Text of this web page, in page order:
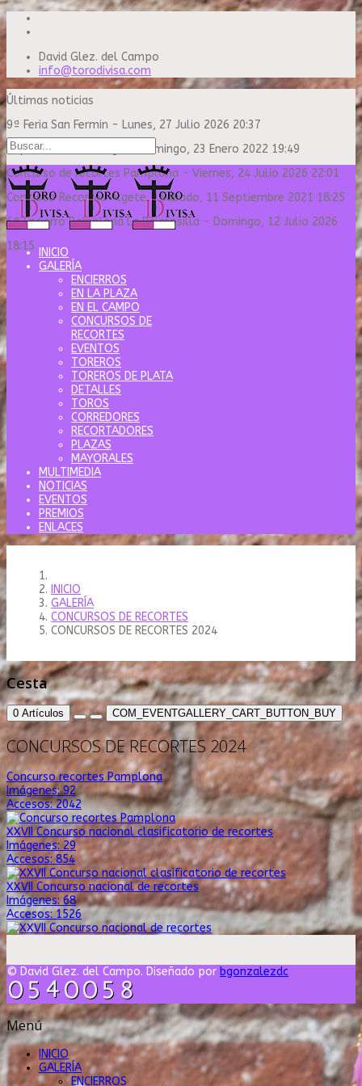
David Glez. del Campo
info@torodivisa.com
Últimas noticias
9ª Feria San Fermin - Lunes, 27 Julio 2026 20:37
Capea Sanse Domingo
Domingo, 23 Enero 2022 19:49
Concurso de recortes Pamplona - Viernes, 24 Julio 2026 22:01
Concurso Recortes Algete-Sábado, 11 Septiembre 2021 18:25
6º Encierro Pamplona La Palmosilla - Domingo, 12 Julio 2026
18:15
INICIO
GALERÍA
ENCIERROS
EN LA PLAZA
EN EL CAMPO
CONCURSOS DE
RECORTES
EVENTOS
TOREROS
TOREROS DE PLATA
DETALLES
TOROS
CORREDORES
RECORTADORES
PLAZAS
MAYORALES
MULTIMEDIA
NOTICIAS
EVENTOS
PREMIOS
ENLACES
INICIO
GALERÍA
CONCURSOS DE RECORTES
CONCURSOS DE RECORTES 2024
Cesta
0 Artículos COM_EVENTGALLERY_CART_BUTTON_BUY
CONCURSOS DE RECORTES 2024
Concurso recortes Pamplona
Imágenes: 92
Accesos: 2042
XXVII Concurso nacional clasificatorio de recortes
Imágenes: 29
Accesos: 854
XXVII Concurso nacional de recortes
Imágenes: 68
Accesos: 1526
© David Glez. del Campo. Diseñado por bgonzalezdc
Menú
INICIO
GALERÍA
ENCIERROS